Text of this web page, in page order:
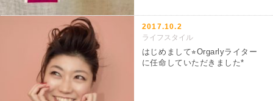
2017.10.2
ライフスタイル
はじめまして⭐︎Orgarlyライター
に任命していただきました*